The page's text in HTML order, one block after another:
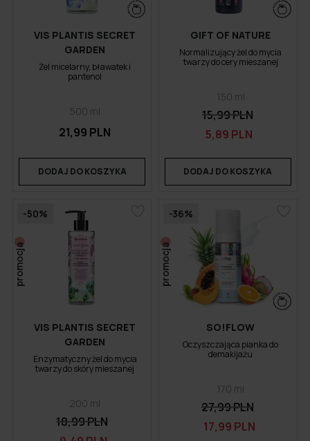
VIS PLANTIS SECRET
GARDEN
Żel micelarny, bławatek i
pantenol
500 ml
21,99 PLN
DODAJ DO KOSZYKA
GIFT OF NATURE
Normalizujący żel do mycia
twarzy do cery mieszanej
150 ml
15,99 PLN
5,89 PLN
DODAJ DO KOSZYKA
-50%
promocja
VIS PLANTIS SECRET
GARDEN
Enzymatyczny żel do mycia
twarzy do skóry mieszanej
200 ml
18,99 PLN
-36%
promocja
SO!FLOW
Oczyszczająca pianka do
demakijażu
170 ml
27,99 PLN
17,99 PLN